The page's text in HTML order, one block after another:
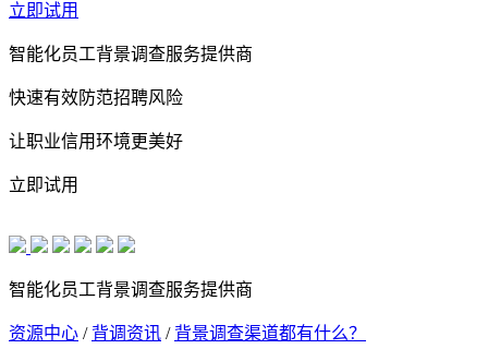
立即试用
智能化员工背景调查服务提供商
快速有效防范招聘风险
让职业信用环境更美好
立即试用
智能化员工背景调查服务提供商
资源中心 / 背调资讯 / 背景调查渠道都有什么？